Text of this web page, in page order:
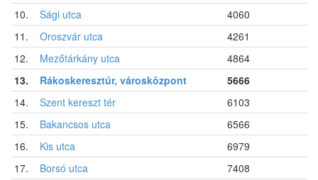
10.
Sági utca
4060
11.
Oroszvár utca
4261
12.
Mezőtárkány utca
4864
13.
Rákoskeresztúr, városközpont
5666
14.
Szent kereszt tér
6103
15.
Bakancsos utca
6566
16.
Kis utca
6979
17.
Borsó utca
7408